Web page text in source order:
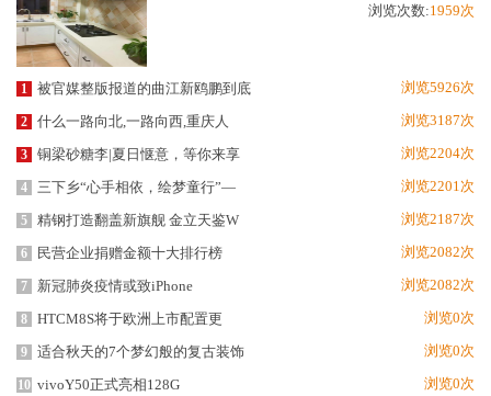
浏览次数:1959次
1 被官媒整版报道的曲江新鸥鹏到底 浏览5926次
2 什么一路向北,一路向西,重庆人 浏览3187次
3 铜梁砂糖李|夏日惬意，等你来享 浏览2204次
4 三下乡“心手相依，绘梦童行”— 浏览2201次
5 精钢打造翻盖新旗舰 金立天鉴W 浏览2187次
6 民营企业捐赠金额十大排行榜 浏览2082次
7 新冠肺炎疫情或致iPhone 浏览2082次
8 HTCM8S将于欧洲上市配置更 浏览0次
9 适合秋天的7个梦幻般的复古装饰 浏览0次
10 vivoY50正式亮相128G 浏览0次